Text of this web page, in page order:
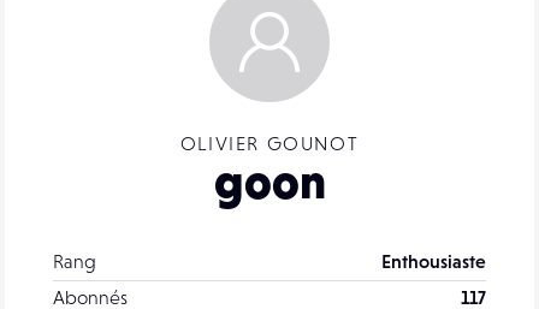
OLIVIER GOUNOT
goon
Rang
Enthousiaste
Abonnés
117